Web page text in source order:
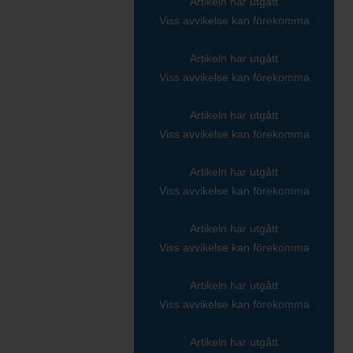
Viss avvikelse kan förekomma
Artikeln har utgått
Viss avvikelse kan förekomma
Artikeln har utgått
Viss avvikelse kan förekomma
Artikeln har utgått
Viss avvikelse kan förekomma
Artikeln har utgått
Viss avvikelse kan förekomma
Artikeln har utgått
Viss avvikelse kan förekomma
Artikeln har utgått